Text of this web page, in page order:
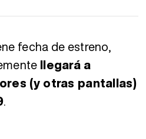
fecha de estreno,
llegará a
(y otras pantallas)
.